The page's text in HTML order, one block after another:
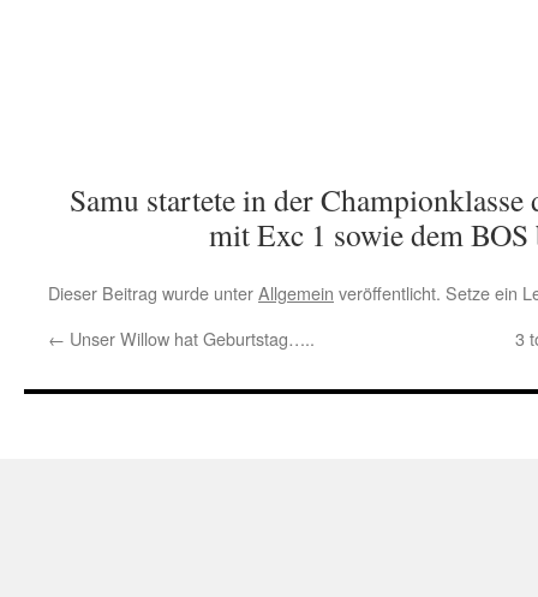
Samu startete in der
mit Exc 1 sowie dem
Dieser Beitrag wurde unterAllgemein veröffentlicht. Setze ein
← Unser Willow hat Geburtstag….. 3